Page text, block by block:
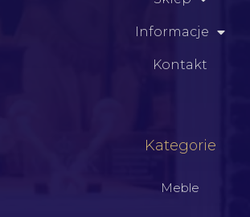
Informacje
Kontakt
Kategorie
Meble